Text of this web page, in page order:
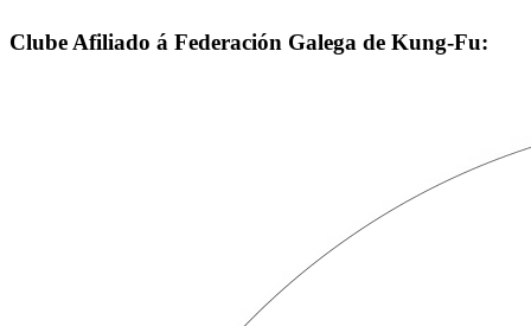
Clube Afiliado á Federación Galega de Kung-Fu: